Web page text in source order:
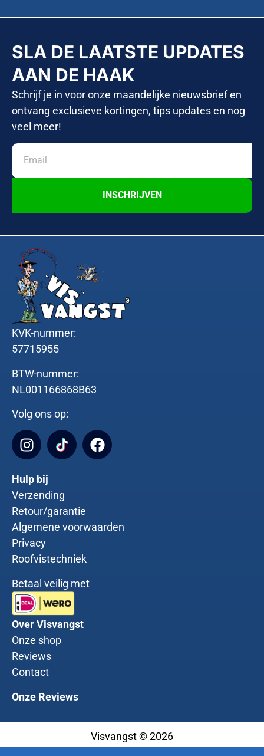
SLA DE LAATSTE UPDATES
AAN DE HAAK
Schrijf je in voor onze maandelijke nieuwsbrief en
ontvang exclusieve kortingen, tips updates en nog
veel meer!
INSCHRIJVEN
KVK-nummer:
57715955
BTW-nummer:
NL001166868B63
Volg ons op:
Hulp bij
Verzending
Retour/garantie
Algemene voorwaarden
Privacy
Roofvistechniek
Betaal veilig met
Over Visvangst
Onze shop
Reviews
Contact
Onze Reviews
Visvangst © 2026